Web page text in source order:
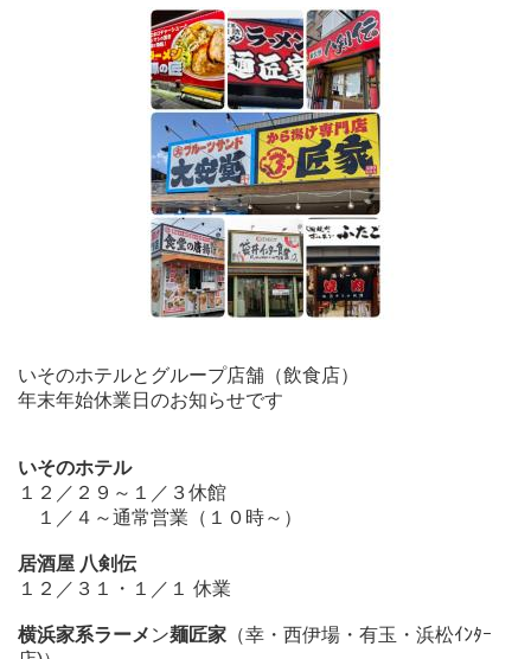
いそのホテルとグループ店舗（飲食店）
年末年始休業日のお知らせです
いそのホテル
１２／２９～１／３休館
１／４～通常営業（１０時～）
居酒屋 八剣伝
１２／３１・１／１ 休業
横浜家系ラーメ ン麺匠家 （幸・西伊場・有玉・浜松ｲﾝﾀｰ